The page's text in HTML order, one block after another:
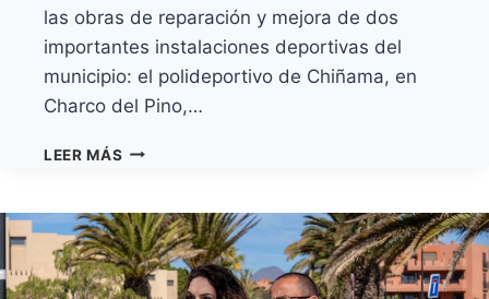
las obras de reparación y mejora de dos
importantes instalaciones deportivas del
municipio: el polideportivo de Chiñama, en
Charco del Pino,…
LEER MÁS GRANADILLA
LICITA
LA
MEJORA
DE